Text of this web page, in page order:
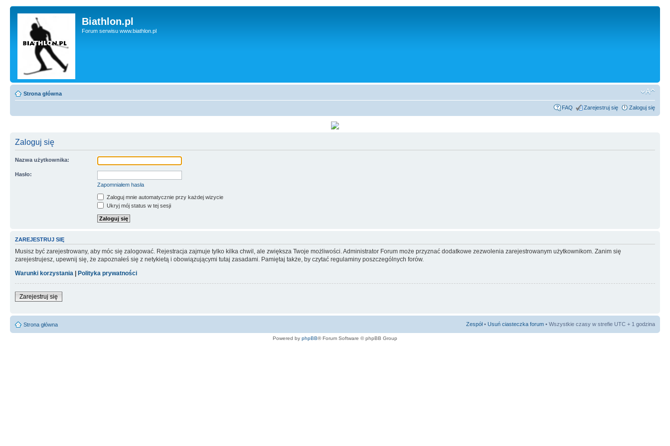
Biathlon.pl
Forum serwisu www.biathlon.pl
Strona główna
FAQ Zarejestruj się Zaloguj się
Zaloguj się
Nazwa użytkownika:
Hasło:
Zapomniałem hasła
Zaloguj mnie automatycznie przy każdej wizycie
Ukryj mój status w tej sesji
ZAREJESTRUJ SIĘ
Musisz być zarejestrowany, aby móc się zalogować. Rejestracja zajmuje tylko kilka chwil, ale zwiększa Twoje możliwości. Administrator Forum może przyznać dodatkowe zezwolenia zarejestrowanym użytkownikom. Zanim się
zarejestrujesz, upewnij się, że zapoznałeś się z netykietą i obowiązującymi tutaj zasadami. Pamiętaj także, by czytać regulaminy poszczególnych forów.
Warunki korzystania | Polityka prywatności
Zarejestruj się
Strona główna Zespół• Usuń ciasteczka forum • Wszystkie czasy w strefie UTC + 1 godzina
Powered by phpBB® Forum Software © phpBB Group